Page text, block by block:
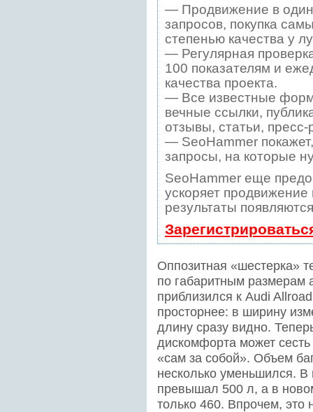
— Продвижение в один
запросов, покупка
степенью качества у
— Регулярная
100 показателям и
качества проекта.
— Все известные
вечные ссылки,
отзывы, статьи,
— SeoHammer
запросы, на которые
SeoHammer еще
ускоряет
результаты
Оппозитная «шестерка»
по габаритным размерам
приблизился к Audi
просторнее: в ширину
длину сразу видно.
дискомфорта может
«сам за собой». Объем
несколько уменьшился.
превышал 500 л, а в
только 460. Впрочем, это